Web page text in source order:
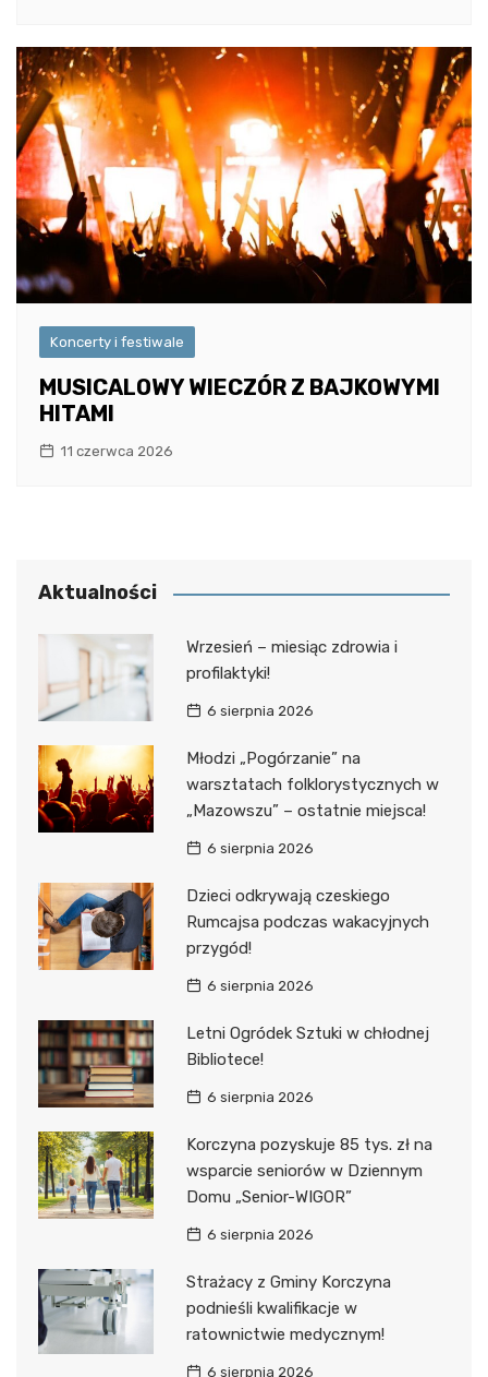
Koncerty i festiwale
MUSICALOWY WIECZÓR Z BAJKOWYMI
HITAMI
11 czerwca 2026
Aktualności
Wrzesień – miesiąc zdrowia i
profilaktyki!
6 sierpnia 2026
Młodzi „Pogórzanie” na
warsztatach folklorystycznych w
„Mazowszu” – ostatnie miejsca!
6 sierpnia 2026
Dzieci odkrywają czeskiego
Rumcajsa podczas wakacyjnych
przygód!
6 sierpnia 2026
Letni Ogródek Sztuki w chłodnej
Bibliotece!
6 sierpnia 2026
Korczyna pozyskuje 85 tys. zł na
wsparcie seniorów w Dziennym
Domu „Senior-WIGOR”
6 sierpnia 2026
Strażacy z Gminy Korczyna
podnieśli kwalifikacje w
ratownictwie medycznym!
6 sierpnia 2026